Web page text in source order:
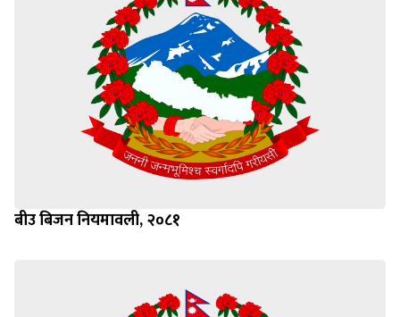
बीउ बिजन नियमावली, २०८१